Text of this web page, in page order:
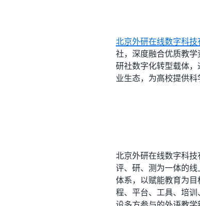
北京外研在线数字科技
社，深度融合优质教
研社数字化转型载体
业生态，为高校提供科
北京外研在线数字科技
评、研、测为一体的
体系，以赋能教育为
程、平台、工具、培